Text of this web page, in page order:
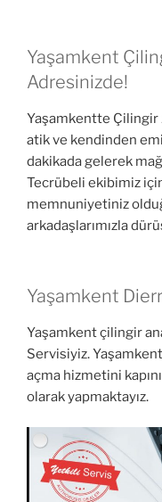
Yaşamkent
Adresinizde!
Yaşamkentte Çilingir
atik ve kendinden
dakikada gelerek
Tecrübeli ekibimiz
memnuniyetiniz
arkadaşlarımızla
Yaşamkent
Yaşamkent çilingir
Servisiyiz.
açma hizmetini
olarak yapmaktayız.